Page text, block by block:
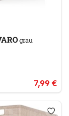
grau
7,99 €